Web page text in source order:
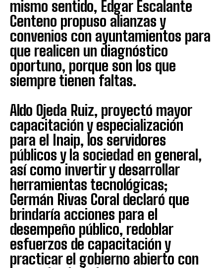
mismo sentido, Edgar Escalante
Centeno propuso alianzas y
convenios con ayuntamientos para
que realicen un diagnóstico
oportuno, porque son los que
siempre tienen faltas.
Aldo Ojeda Ruiz, proyectó mayor
capacitación y especialización
para el Inaip, los servidores
públicos y la sociedad en general,
así como invertir y desarrollar
herramientas tecnológicas;
Germán Rivas Coral declaró que
brindaría acciones para el
desempeño público, redoblar
esfuerzos de capacitación y
practicar el gobierno abierto con